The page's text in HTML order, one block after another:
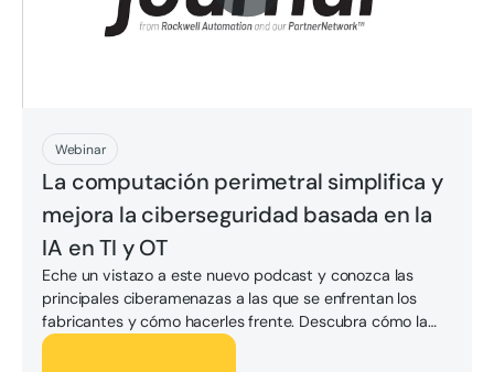
Webinar
La computación perimetral simplifica y
mejora la ciberseguridad basada en la
IA en TI y OT
Eche un vistazo a este nuevo podcast y conozca las
principales ciberamenazas a las que se enfrentan los
fabricantes y cómo hacerles frente. Descubra cómo la
virtualización y la IA pueden mejorar la ciberseguridad de
Juega ahora
Juega ahora